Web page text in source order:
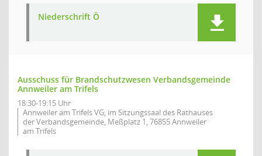
Niederschrift Ö
Ausschuss für Brandschutzwesen Verbandsgemeinde
Annweiler am Trifels
18:30-19:15 Uhr
Annweiler am Trifels VG, im Sitzungssaal des Rathauses
der Verbandsgemeinde, Meßplatz 1, 76855 Annweiler
am Trifels